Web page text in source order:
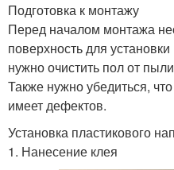
Подготовка к монтажу
Перед началом монтажа
поверхность для
нужно очистить пол от
Также нужно убедиться,
имеет дефектов.
Установка пластикового
1. Нанесение клея